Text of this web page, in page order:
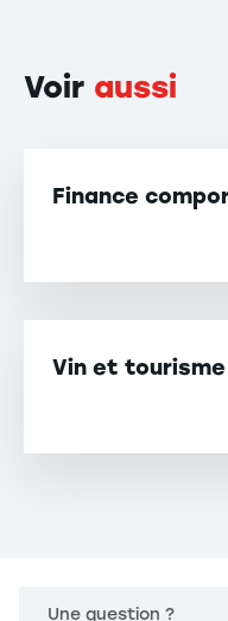
Voir aussi
Finance
Vin et tourisme
Une question ?